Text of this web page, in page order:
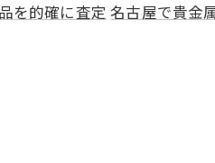
を的確に査定 名古屋で貴金